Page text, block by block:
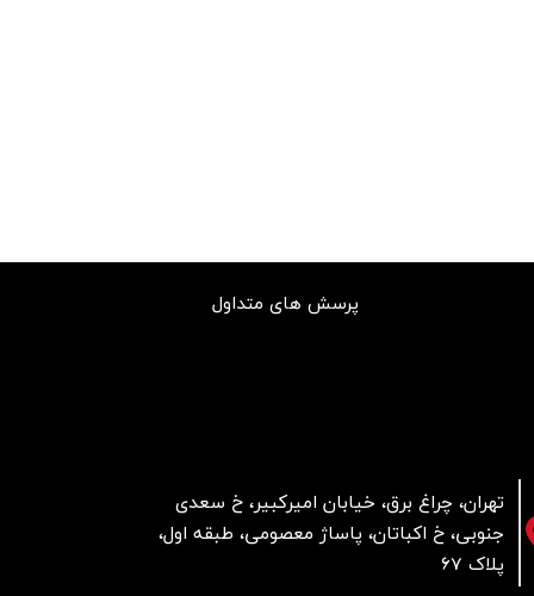
تهران، چراغ برق، خیابان امیرکبیر، خ سعدی
جنوبی، خ اکباتان، پاساژ معصومی، طبقه اول،
پلاک 67
پرسش های متداول